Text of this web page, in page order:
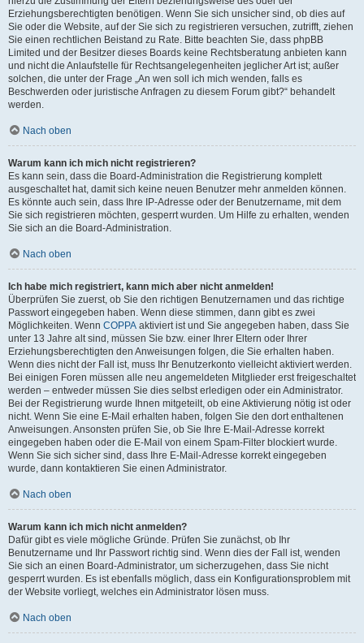
Erziehungsberechtigten benötigen. Wenn Sie sich unsicher sind, ob dies auf
Sie oder die Website, auf der Sie sich zu registrieren versuchen, zutrifft, ziehen
Sie einen rechtlichen Beistand zu Rate. Bitte beachten Sie, dass phpBB
Limited und der Besitzer dieses Boards keine Rechtsberatung anbieten kann
und nicht die Anlaufstelle für Rechtsangelegenheiten jeglicher Art ist; außer
solchen, die unter der Frage „An wen soll ich mich wenden, falls es
Beschwerden oder juristische Anfragen zu diesem Forum gibt?“ behandelt
werden.
Nach oben
Warum kann ich mich nicht registrieren?
Es kann sein, dass die Board-Administration die Registrierung komplett
ausgeschaltet hat, damit sich keine neuen Benutzer mehr anmelden können.
Es könnte auch sein, dass Ihre IP-Adresse oder der Benutzername, mit dem
Sie sich registrieren möchten, gesperrt wurden. Um Hilfe zu erhalten, wenden
Sie sich an die Board-Administration.
Nach oben
Ich habe mich registriert, kann mich aber nicht anmelden!
Überprüfen Sie zuerst, ob Sie den richtigen Benutzernamen und das richtige
Passwort eingegeben haben. Wenn diese stimmen, dann gibt es zwei
Möglichkeiten. Wenn COPPA aktiviert ist und Sie angegeben haben, dass Sie
unter 13 Jahre alt sind, müssen Sie bzw. einer Ihrer Eltern oder Ihrer
Erziehungsberechtigten den Anweisungen folgen, die Sie erhalten haben.
Wenn dies nicht der Fall ist, muss Ihr Benutzerkonto vielleicht aktiviert werden.
Bei einigen Foren müssen alle neu angemeldeten Mitglieder erst freigeschaltet
werden – entweder müssen Sie dies selbst erledigen oder ein Administrator.
Bei der Registrierung wurde Ihnen mitgeteilt, ob eine Aktivierung nötig ist oder
nicht. Wenn Sie eine E-Mail erhalten haben, folgen Sie den dort enthaltenen
Anweisungen. Ansonsten prüfen Sie, ob Sie Ihre E-Mail-Adresse korrekt
eingegeben haben oder die E-Mail von einem Spam-Filter blockiert wurde.
Wenn Sie sich sicher sind, dass Ihre E-Mail-Adresse korrekt eingegeben
wurde, dann kontaktieren Sie einen Administrator.
Nach oben
Warum kann ich mich nicht anmelden?
Dafür gibt es viele mögliche Gründe. Prüfen Sie zunächst, ob Ihr
Benutzername und Ihr Passwort richtig sind. Wenn dies der Fall ist, wenden
Sie sich an einen Board-Administrator, um sicherzugehen, dass Sie nicht
gesperrt wurden. Es ist ebenfalls möglich, dass ein Konfigurationsproblem mit
der Website vorliegt, welches ein Administrator lösen muss.
Nach oben